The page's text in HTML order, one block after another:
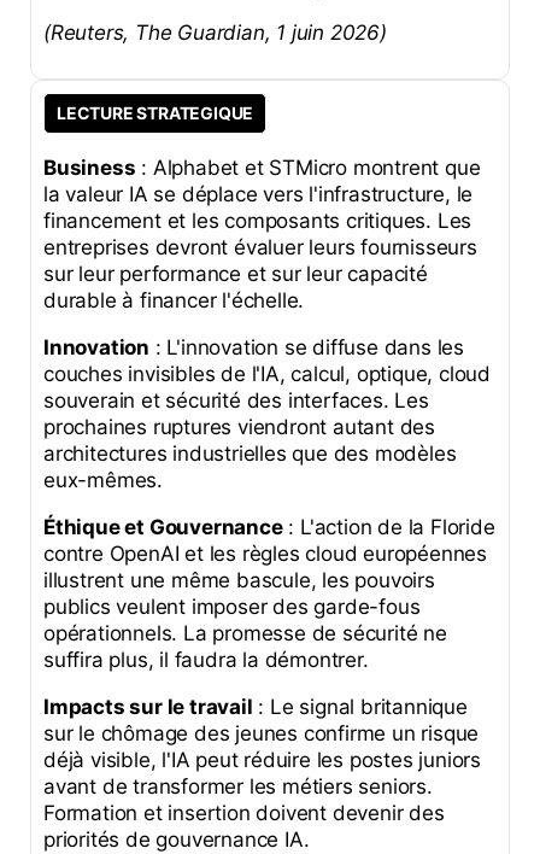
(Reuters, The Guardian, 1 juin 2026)
LECTURE STRATEGIQUE
Business : Alphabet et STMicro montrent que
la valeur IA se déplace vers l'infrastructure, le
financement et les composants critiques. Les
entreprises devront évaluer leurs fournisseurs
sur leur performance et sur leur capacité
durable à financer l'échelle.
Innovation : L'innovation se diffuse dans les
couches invisibles de l'IA, calcul, optique, cloud
souverain et sécurité des interfaces. Les
prochaines ruptures viendront autant des
architectures industrielles que des modèles
eux-mêmes.
Éthique et Gouvernance: L'action de la Floride
contre OpenAI et les règles cloud européennes
illustrent une même bascule, les pouvoirs
publics veulent imposer des garde-fous
opérationnels. La promesse de sécurité ne
suffira plus, il faudra la démontrer.
Impacts sur le travail : Le signal britannique
sur le chômage des jeunes confirme un risque
déjà visible, l'IA peut réduire les postes juniors
avant de transformer les métiers seniors.
Formation et insertion doivent devenir des
priorités de gouvernance IA.